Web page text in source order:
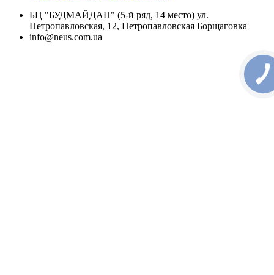
БЦ "БУДМАЙДАН" (5-й ряд, 14 место) ул.
Петропавловская, 12, Петропавловская Борщаговка
info@neus.com.ua